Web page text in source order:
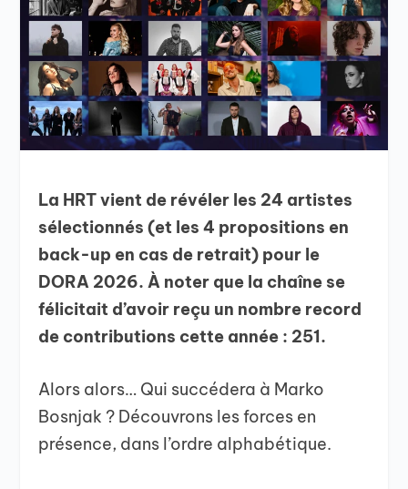
La HRT vient de révéler les 24 artistes
sélectionnés (et les 4 propositions en
back-up en cas de retrait) pour le
DORA 2026. À noter que la chaîne se
félicitait d’avoir reçu un nombre record
de contributions cette année : 251.
Alors alors… Qui succédera à Marko
Bosnjak ? Découvrons les forces en
présence, dans l’ordre alphabétique.